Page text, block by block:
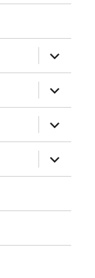
サ
ブ
メ
ニ
ュ
ー
を
展
開
サ
ブ
メ
ニ
ュ
ー
を
展
開
サ
ブ
メ
ニ
ュ
ー
開
サ
ブ
メ
ー
開